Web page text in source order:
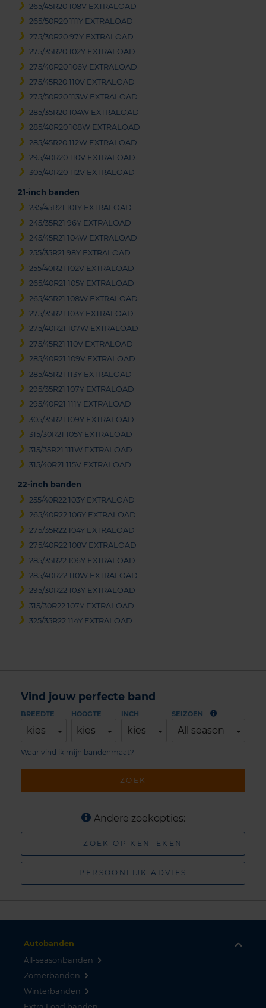
265/45R20 108V EXTRALOAD
265/50R20 111Y EXTRALOAD
275/30R20 97Y EXTRALOAD
275/35R20 102Y EXTRALOAD
275/40R20 106V EXTRALOAD
275/45R20 110V EXTRALOAD
275/50R20 113W EXTRALOAD
285/35R20 104W EXTRALOAD
285/40R20 108W EXTRALOAD
285/45R20 112W EXTRALOAD
295/40R20 110V EXTRALOAD
305/40R20 112V EXTRALOAD
21-inch banden
235/45R21 101Y EXTRALOAD
245/35R21 96Y EXTRALOAD
245/45R21 104W EXTRALOAD
255/35R21 98Y EXTRALOAD
255/40R21 102V EXTRALOAD
265/40R21 105Y EXTRALOAD
265/45R21 108W EXTRALOAD
275/35R21 103Y EXTRALOAD
275/40R21 107W EXTRALOAD
275/45R21 110V EXTRALOAD
285/40R21 109V EXTRALOAD
285/45R21 113Y EXTRALOAD
295/35R21 107Y EXTRALOAD
295/40R21 111Y EXTRALOAD
305/35R21 109Y EXTRALOAD
315/30R21 105Y EXTRALOAD
315/35R21 111W EXTRALOAD
315/40R21 115V EXTRALOAD
22-inch banden
255/40R22 103Y EXTRALOAD
265/40R22 106Y EXTRALOAD
275/35R22 104Y EXTRALOAD
275/40R22 108V EXTRALOAD
285/35R22 106Y EXTRALOAD
285/40R22 110W EXTRALOAD
295/30R22 103Y EXTRALOAD
315/30R22 107Y EXTRALOAD
325/35R22 114Y EXTRALOAD
Vind jouw perfecte band
BREEDTE
kies
HOOGTE
kies
INCH
kies
SEIZOEN
All season
ZOEK
Waar vind ik mijn bandenmaat?
Andere zoekopties:
ZOEK OP KENTEKEN
PERSOONLIJK ADVIES
Autobanden
All-seasonbanden
Zomerbanden
Winterbanden